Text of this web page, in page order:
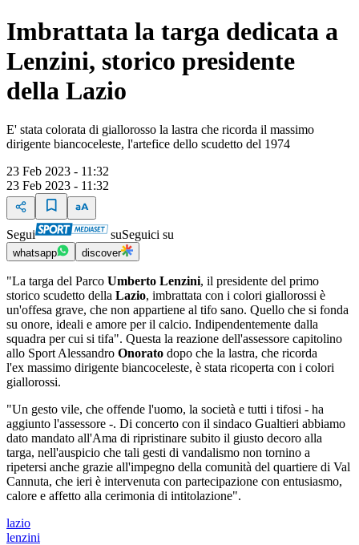
Imbrattata la targa dedicata a
Lenzini, storico presidente
della Lazio
E' stata colorata di giallorosso la lastra che ricorda il massimo
dirigente biancoceleste, l'artefice dello scudetto del 1974
23 Feb 2023 - 11:32
23 Feb 2023 - 11:32
Segui suSeguici su
whatsapp discover
"La targa del Parco Umberto Lenzini, il presidente del primo
storico scudetto della Lazio, imbrattata con i colori giallorossi è
un'offesa grave, che non appartiene al tifo sano. Quello che si fonda
su onore, ideali e amore per il calcio. Indipendentemente dalla
squadra per cui si tifa". Questa la reazione dell'assessore capitolino
allo Sport Alessandro Onorato dopo che la lastra, che ricorda
l'ex massimo dirigente biancoceleste, è stata ricoperta con i colori
giallorossi.
"Un gesto vile, che offende l'uomo, la società e tutti i tifosi - ha
aggiunto l'assessore -. Di concerto con il sindaco Gualtieri abbiamo
dato mandato all'Ama di ripristinare subito il giusto decoro alla
targa, nell'auspicio che tali gesti di vandalismo non tornino a
ripetersi anche grazie all'impegno della comunità del quartiere di Val
Cannuta, che ieri è intervenuta con partecipazione con entusiasmo,
calore e affetto alla cerimonia di intitolazione".
lazio
lenzini